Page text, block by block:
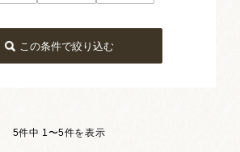
この条件で絞り込む
5件中 1〜5件を表示